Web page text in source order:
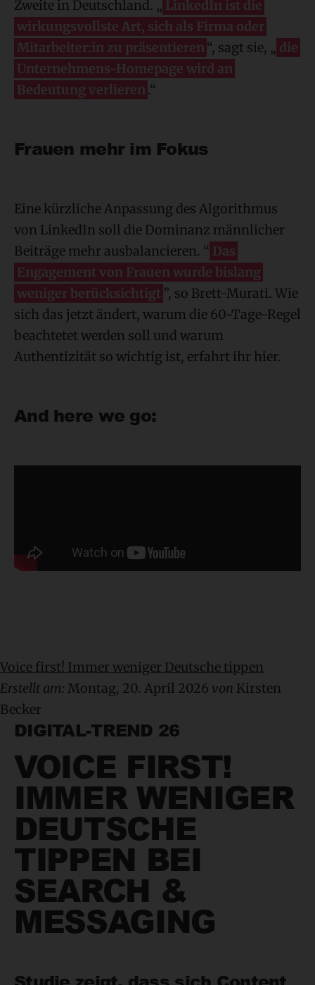
Zweite in Deutschland. „ LinkedIn ist die
wirkungsvollste Art, sich als Firma oder
Mitarbeiter:in zu präsentieren“, sagt sie, „ die
Unternehmens-Homepage wird an
Bedeutung verlieren.“
Frauen mehr im Fokus
Eine kürzliche Anpassung des Algorithmus
von LinkedIn soll die Dominanz männlicher
Beiträge mehr ausbalancieren. “ Das
Engagement von Frauen wurde bislang
weniger berücksichtigt ”, so Brett-Murati. Wie
sich das jetzt ändert, warum die 60-Tage-Regel
beachtetet werden soll und warum
Authentizität so wichtig ist, erfahrt ihr hier.
And here we go:
Voice first! Immer weniger Deutsche tippen
Erstellt am: Montag, 20. April 2026 von Kirsten
Becker
DIGITAL-TREND 26
VOICE FIRST!
IMMER WENIGER
DEUTSCHE
TIPPEN BEI
SEARCH &
MESSAGING